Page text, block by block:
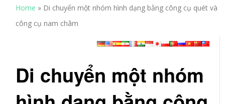
Home » Di chuyển một nhóm hình dạng bằng công cụ quét và
công cụ nam châm
Di chuyển một nhóm